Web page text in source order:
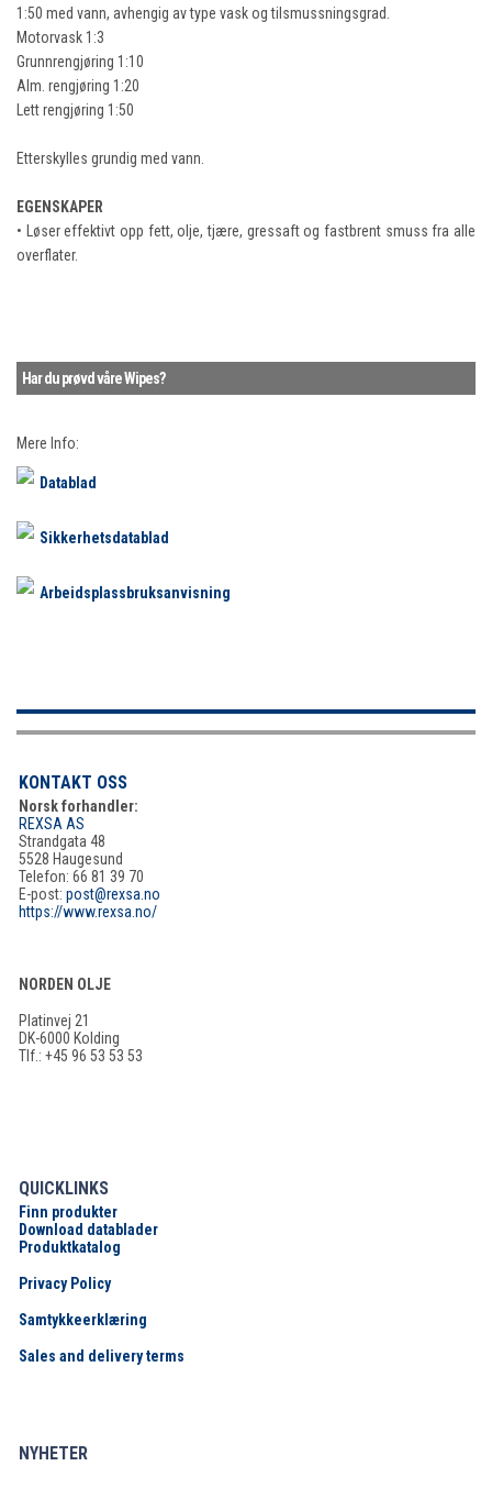
1:50 med vann, avhengig av type vask og tilsmussningsgrad.
Motorvask 1:3
Grunnrengjøring 1:10
Alm. rengjøring 1:20
Lett rengjøring 1:50
Etterskylles grundig med vann.
EGENSKAPER
• Løser effektivt opp fett, olje, tjære, gressaft og fastbrent smuss fra alle
overflater.
Har du prøvd våre Wipes?
Mere Info:
Datablad
Sikkerhetsdatablad
Arbeidsplassbruksanvisning
KONTAKT OSS
Norsk forhandler:
REXSA AS
Strandgata 48
5528 Haugesund
Telefon: 66 81 39 70
E-post: post@rexsa.no
https://www.rexsa.no/
NORDEN OLJE
Platinvej 21
DK-6000 Kolding
Tlf.: +45 96 53 53 53
QUICKLINKS
Finn produkter
Download datablader
Produktkatalog
Privacy Policy
Samtykkeerklæring
Sales and delivery terms
NYHETER